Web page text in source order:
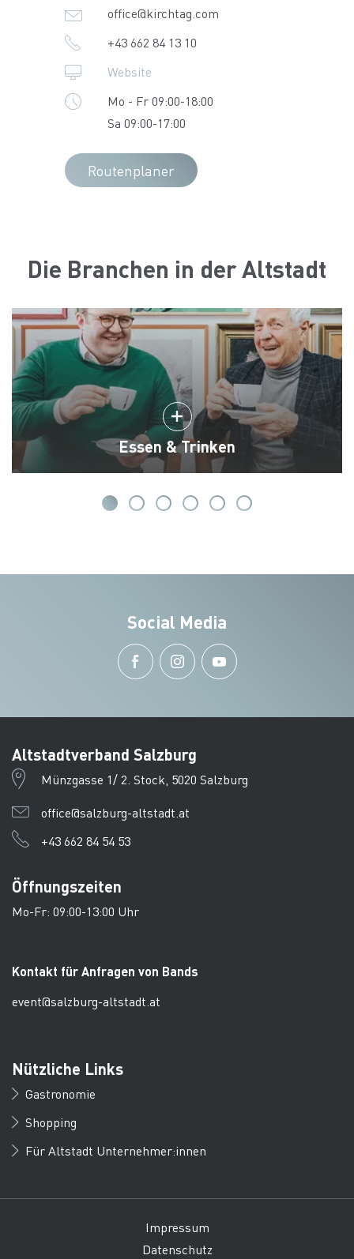
office@kirchtag.com
+43 662 84 13 10
Website
Mo - Fr 09:00-18:00
Sa 09:00-17:00
Routenplaner
Die Branchen in der Altstadt
Essen & Trinken
Social Media
Altstadtverband Salzburg
Münzgasse 1/ 2. Stock, 5020 Salzburg
office@salzburg-altstadt.at
+43 662 84 54 53
Öffnungszeiten
Mo-Fr: 09:00-13:00 Uhr
Kontakt für Anfragen von Bands
event@salzburg-altstadt.at
Nützliche Links
Gastronomie
Shopping
Für Altstadt Unternehmer:innen
Impressum
Datenschutz